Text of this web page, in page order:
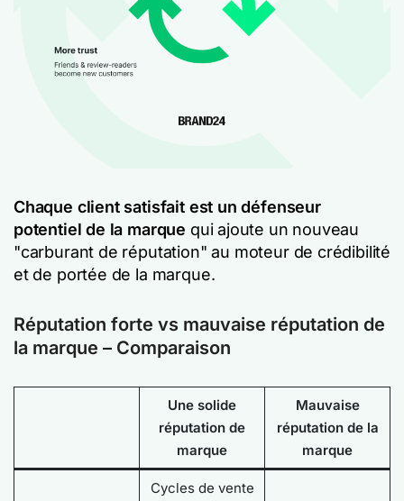
Chaque client satisfait est un défenseur
potentiel de la marque qui ajoute un nouveau
"carburant de réputation" au moteur de crédibilité
et de portée de la marque.
Réputation forte vs mauvaise réputation de
la marque – Comparaison
Une solide
réputation de
marque
Mauvaise
réputation de la
marque
Cycles de vente